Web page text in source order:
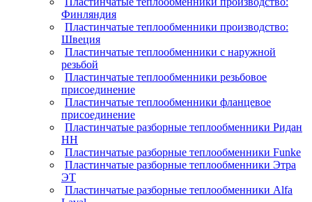
Финляндия
Пластинчатые теплообменники производство:
Швеция
Пластинчатые теплообменники с наружной
резьбой
Пластинчатые теплообменники резьбовое
присоединение
Пластинчатые теплообменники фланцевое
присоединение
Пластинчатые разборные теплообменники Ридан
НН
Пластинчатые разборные теплообменники Funke
Пластинчатые разборные теплообменники Этра
ЭТ
Пластинчатые разборные теплообменники Alfa